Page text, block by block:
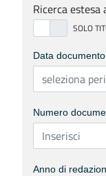
Ricerca
Data documento
Numero
Anno di